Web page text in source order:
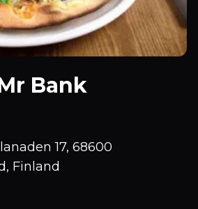
Bank
17, 68600
Finland